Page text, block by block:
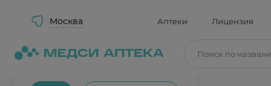
Москва
Ваш город Москва?
Аптеки Лицензия
Поиск по